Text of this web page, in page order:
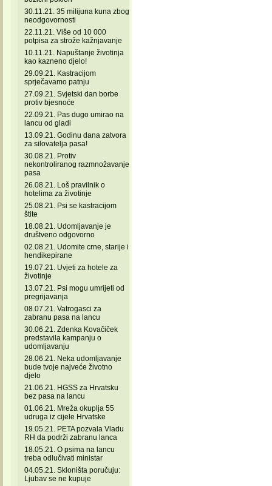
30.11.21. 35 milijuna kuna zbog
neodgovornosti
22.11.21. Više od 10 000
potpisa za strože kažnjavanje
10.11.21. Napuštanje životinja
kao kazneno djelo!
29.09.21. Kastracijom
sprječavamo patnju
27.09.21. Svjetski dan borbe
protiv bjesnoće
22.09.21. Pas dugo umirao na
lancu od gladi
13.09.21. Godinu dana zatvora
za silovatelja pasa!
30.08.21. Protiv
nekontroliranog razmnožavanje
pasa
26.08.21. Loš pravilnik o
hotelima za životinje
25.08.21. Psi se kastracijom
štite
18.08.21. Udomljavanje je
društveno odgovorno
02.08.21. Udomite crne, starije i
hendikepirane
19.07.21. Uvjeti za hotele za
životinje
13.07.21. Psi mogu umrijeti od
pregrijavanja
08.07.21. Vatrogasci za
zabranu pasa na lancu
30.06.21. Zdenka Kovačiček
predstavila kampanju o
udomljavanju
28.06.21. Neka udomljavanje
bude tvoje najveće životno
djelo
21.06.21. HGSS za Hrvatsku
bez pasa na lancu
01.06.21. Mreža okuplja 55
udruga iz cijele Hrvatske
19.05.21. PETA pozvala Vladu
RH da podrži zabranu lanca
18.05.21. O psima na lancu
treba odlučivati ministar
04.05.21. Skloništa poručuju:
Ljubav se ne kupuje